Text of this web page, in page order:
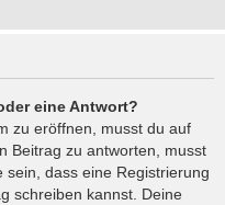
eine Antwort?
zu eröffnen, musst du auf
Beitrag zu antworten, musst
sein, dass eine Registrierung
schreiben kannst. Deine